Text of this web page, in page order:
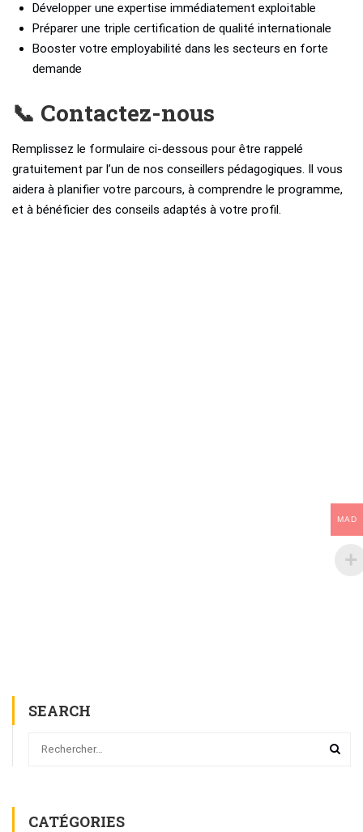
Développer une expertise immédiatement exploitable
Préparer une triple certification de qualité internationale
Booster votre employabilité dans les secteurs en forte
demande
📞 Contactez-nous
Remplissez le formulaire ci-dessous pour être rappelé
gratuitement par l’un de nos conseillers pédagogiques. Il vous
aidera à planifier votre parcours, à comprendre le programme,
et à bénéficier des conseils adaptés à votre profil.
SEARCH
CATÉGORIES
MAD